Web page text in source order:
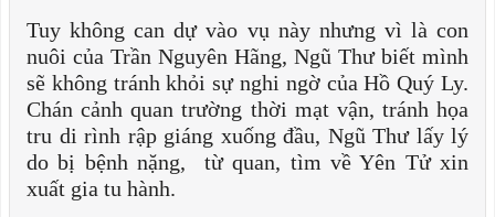
Tuy không can dự vào vụ này nhưng vì là con
nuôi của Trần Nguyên Hãng, Ngũ Thư biết mình
sẽ không tránh khỏi sự nghi ngờ của Hồ Quý Ly.
Chán cảnh quan trường thời mạt vận, tránh họa
tru di rình rập giáng xuống đầu, Ngũ Thư lấy lý
do bị bệnh nặng, từ quan, tìm về Yên Tử xin
xuất gia tu hành.